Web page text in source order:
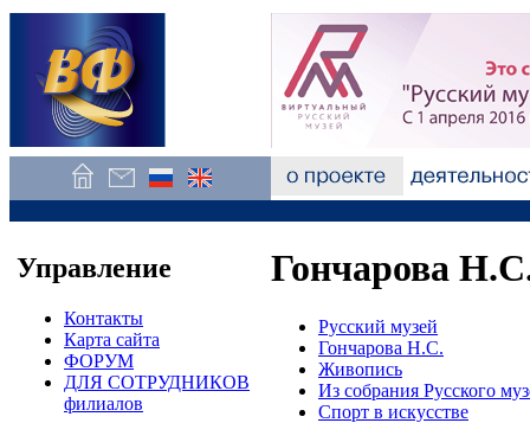
Управление
Контакты
Карта сайта
ФОРУМ
ДЛЯ СОТРУДНИКОВ
филиалов
Гончарова
Русский музей
Гончарова Н.С.
Живопись
Из собрания Русского
Спорт в искусстве